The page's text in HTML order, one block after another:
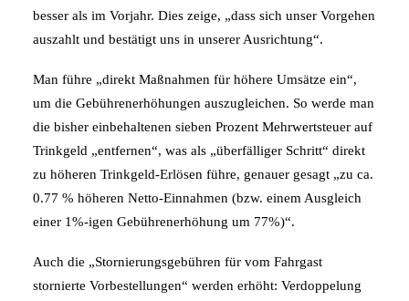
besser als im Vorjahr. Dies zeige, „dass sich unser Vorgehen
auszahlt und bestätigt uns in unserer Ausrichtung“.
Man führe „direkt Maßnahmen für höhere Umsätze ein“,
um die Gebührenerhöhungen auszugleichen. So werde man
die bisher einbehaltenen sieben Prozent Mehrwertsteuer auf
Trinkgeld „entfernen“, was als „überfälliger Schritt“ direkt
zu höheren Trinkgeld-Erlösen führe, genauer gesagt „zu ca.
0.77 % höheren Netto-Einnahmen (bzw. einem Ausgleich
einer 1%-igen Gebührenerhöhung um 77%)“.
Auch die „Stornierungsgebühren für vom Fahrgast
stornierte Vorbestellungen“ werden erhöht: Verdoppelung